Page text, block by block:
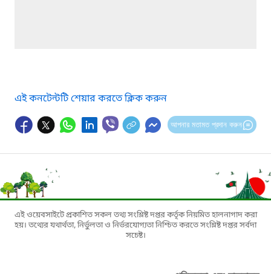
এই কনটেন্টটি শেয়ার করতে ক্লিক করুন
আপনার মতামত প্রদান করুন
এই ওয়েবসাইটে প্রকাশিত সকল তথ্য সংশ্লিষ্ট দপ্তর কর্তৃক নিয়মিত হালনাগাদ করা
হয়। তথ্যের যথার্থতা, নির্ভুলতা ও নির্ভরযোগ্যতা নিশ্চিত করতে সংশ্লিষ্ট দপ্তর সর্বদা
সচেষ্ট।